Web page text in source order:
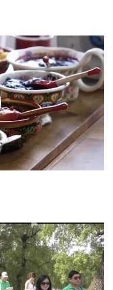
нээлт
хэлэлцээр